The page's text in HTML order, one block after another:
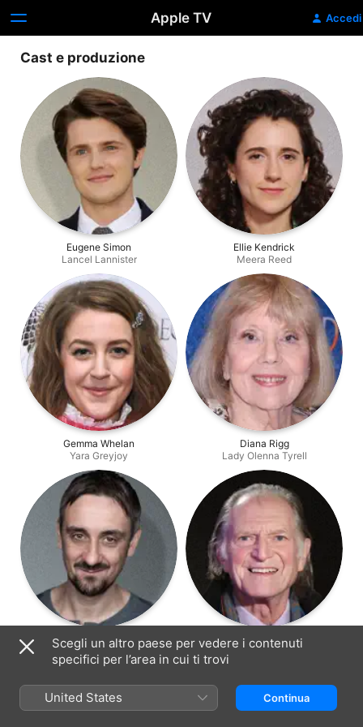
Apple TV Accedi
Cast e produzione
Eugene Simon
Lancel Lannister
Ellie Kendrick
Meera Reed
Gemma Whelan
Yara Greyjoy
Diana Rigg
Lady Olenna Tyrell
Tim Plester
Black Walder Rivers
David Bradley
Scegli un altro paese per vedere i contenuti
specifici per l’area in cui ti trovi
United States Continua